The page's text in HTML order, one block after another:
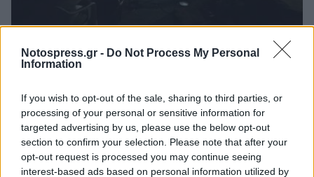
Notospress.gr - Do Not Process My Personal
Information
If you wish to opt-out of the sale, sharing to third parties, or
processing of your personal or sensitive information for
targeted advertising by us, please use the below opt-out
section to confirm your selection. Please note that after your
opt-out request is processed you may continue seeing
interest-based ads based on personal information utilized by
προφεστιβαλικές δράσεις του 3ου Kardamili
05/08/2026 20:32